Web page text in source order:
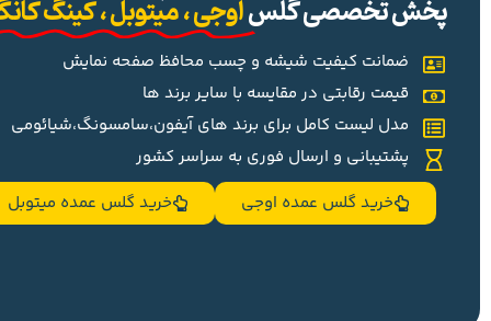
پخش تخصصی گلساوجی ، میتوبل ، کینگ
ضمانت کیفیت شیشه و چسب محافظ صفحه نمایش
قیمت رقابتی در مقایسه با سایر برند ها
مدل لیست کامل برای برند های آیفون،سامسونگ،شیائومی
پشتیبانی و ارسال فوری به سراسر کشور
خرید گلس عمده اوجی
خرید گلس عمده میتوبل